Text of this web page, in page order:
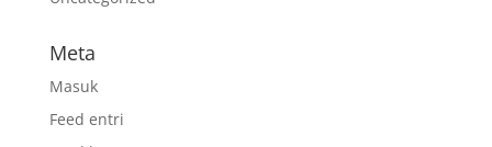
Meta
Masuk
Feed entri